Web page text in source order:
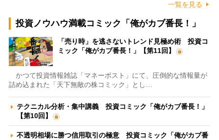
一覧を見る
投資ノウハウ満載コミック「俺がカブ番長！」
「売り時」を逃さないトレンド見極め術 投資コ
ミック「俺がカブ番長！」【第11回】
かつて投資情報雑誌「マネーポスト」にて、圧倒的な情報量が
詰め込まれた「天下無敵の株コミック」とし…
テクニカル分析・集中講義 投資コミック「俺がカブ番長！」
【第10回】
不透明相場に勝つ信用取引の極意 投資コミック「俺がカブ番